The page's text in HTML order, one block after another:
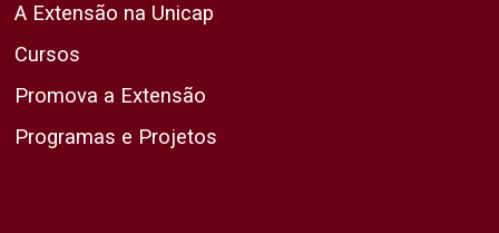
A Extensão na Unicap
Cursos
Promova a Extensão
Programas e Projetos